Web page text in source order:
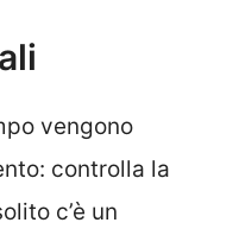
vengono
controlla la
c’è un